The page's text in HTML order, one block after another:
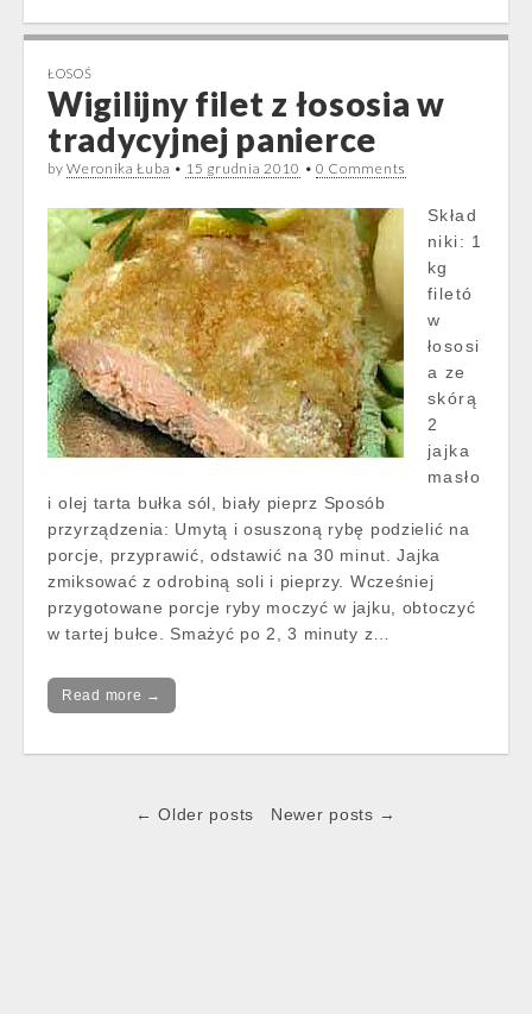
ŁOSOŚ
Wigilijny filet z łososia w
tradycyjnej panierce
byWeronika Łuba • 15 grudnia 2010 • 0 Comments
Skład
niki: 1
kg
filetó
w
łososi
a ze
skórą
2
jajka
masło
i olej tarta bułka sól, biały pieprz Sposób
przyrządzenia: Umytą i osuszoną rybę podzielić na
porcje, przyprawić, odstawić na 30 minut. Jajka
zmiksować z odrobiną soli i pieprzy. Wcześniej
przygotowane porcje ryby moczyć w jajku, obtoczyć
w tartej bułce. Smażyć po 2, 3 minuty z…
Read more →
← Older posts Newer posts →